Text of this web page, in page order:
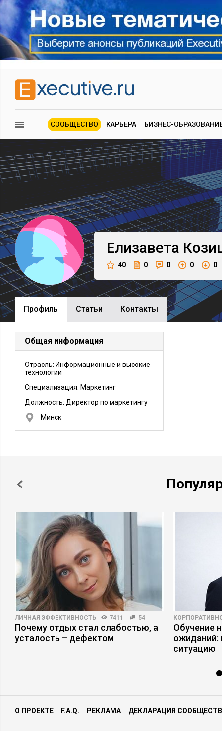
СООБЩЕСТВО КАРЬЕРА БИЗНЕС-
Елизавета
40 0 0 0 0
Профиль Cтатьи Контакты
Общая информация
Отрасль: Информационные и высокие
технологии
Специализация: Маркетинг
Должность: Директор по маркетингу
Минск
ЛИЧНАЯ ЭФФЕКТИВНОСТЬ 7411 54
Почему отдых стал слабостью, а
усталость – дефектом
Обучение
ожиданий:
ситуацию
О ПРОЕКТЕ F.A.Q. РЕКЛАМА ДЕКЛАРАЦИЯ